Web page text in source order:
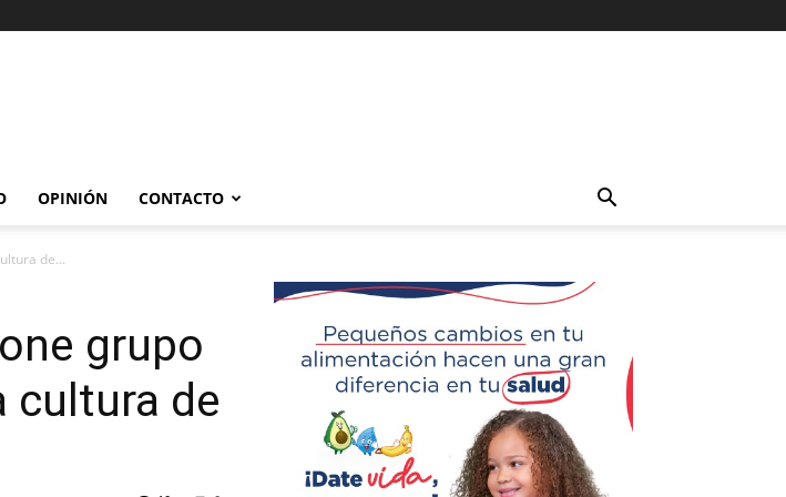
OPINIÓN CONTACTO
de...
grupo
cultura de